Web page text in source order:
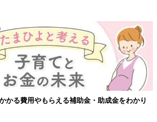
かる費用やもらえる補助金・助成金をわかり